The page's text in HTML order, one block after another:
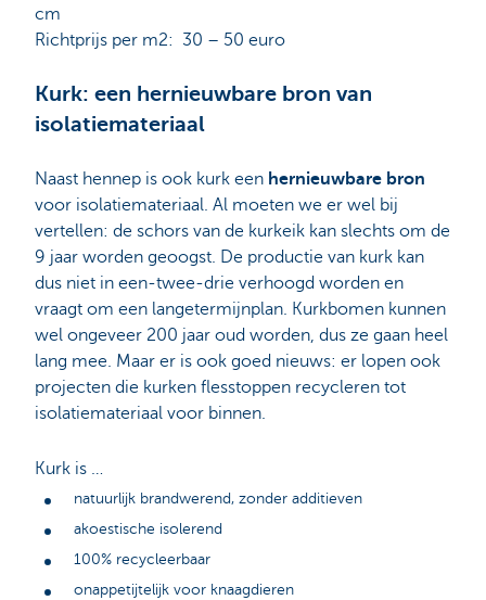
cm
Richtprijs per m2: 30 – 50 euro
Kurk: een hernieuwbare bron van
isolatiemateriaal
Naast hennep is ook kurk een hernieuwbare bron
voor isolatiemateriaal. Al moeten we er wel bij
vertellen: de schors van de kurkeik kan slechts om de
9 jaar worden geoogst. De productie van kurk kan
dus niet in een-twee-drie verhoogd worden en
vraagt om een langetermijnplan. Kurkbomen kunnen
wel ongeveer 200 jaar oud worden, dus ze gaan heel
lang mee. Maar er is ook goed nieuws: er lopen ook
projecten die kurken flesstoppen recycleren tot
isolatiemateriaal voor binnen.
Kurk is …
natuurlijk brandwerend, zonder additieven
akoestische isolerend
100% recycleerbaar
onappetijtelijk voor knaagdieren